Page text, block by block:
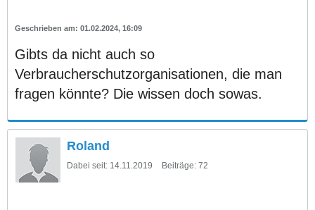
01.02.2024, 16:09
Gibts da nicht auch so
Verbraucherschutzorganisationen, die man
fragen könnte? Die wissen doch sowas.
Roland
Dabei seit: 14.11.2019 Beiträge: 72